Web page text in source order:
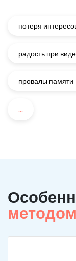
потеря
радость при
провалы памяти
...